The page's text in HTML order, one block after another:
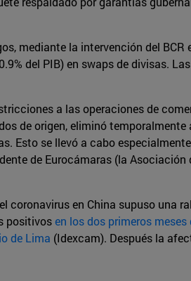
mediante la intervención del BCR
del PIB) en swaps de divisas.
a las operaciones de
de origen, eliminó temporalmente
Esto se llevó a cabo
de Eurocámaras (la Asociación
coronavirus en China supuso una
positivosen los dos primeros meses
de Lima (Idexcam). Después la